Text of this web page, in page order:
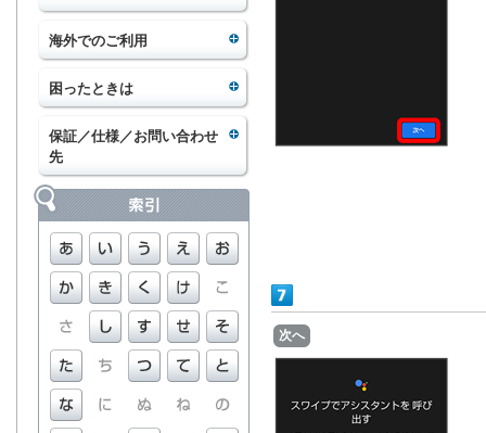
海外でのご利用
困ったときは
保証／仕様／お問い合わせ
先
次へ